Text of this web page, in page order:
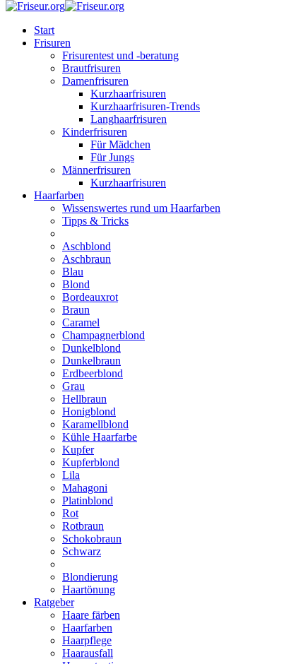
Start
Frisuren
Frisurentest und -beratung
Brautfrisuren
Damenfrisuren
Kurzhaarfrisuren
Kurzhaarfrisuren-Trends
Langhaarfrisuren
Kinderfrisuren
Für Mädchen
Für Jungs
Männerfrisuren
Kurzhaarfrisuren
Haarfarben
Wissenswertes rund um Haarfarben
Tipps & Tricks
Aschblond
Aschbraun
Blau
Blond
Bordeauxrot
Braun
Caramel
Champagnerblond
Dunkelblond
Dunkelbraun
Erdbeerblond
Grau
Hellbraun
Honigblond
Karamellblond
Kühle Haarfarbe
Kupfer
Kupferblond
Lila
Mahagoni
Platinblond
Rot
Rotbraun
Schokobraun
Schwarz
Blondierung
Haartönung
Ratgeber
Haare färben
Haarfarben
Haarpflege
Haarausfall